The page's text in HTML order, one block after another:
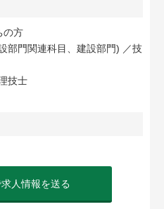
の方
部門関連科目、建設部門) ／技
技士
求人情報を送る